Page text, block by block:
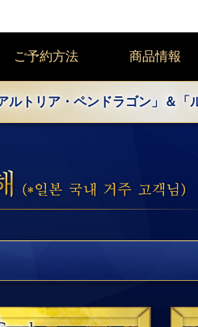
ご予約方法 商品情報
ルトリア・ペンドラゴン」＆